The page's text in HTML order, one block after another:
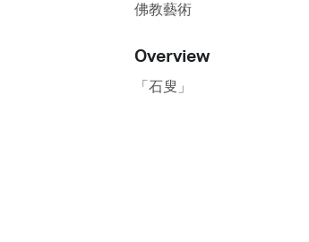
佛教藝術
Overview
「石叟」